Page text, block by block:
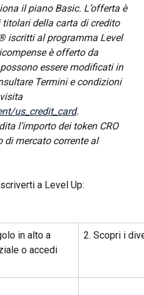
il piano Basic. L’offerta è
della carta di credito
iscritti al programma Level
è offerto da
essere modificati in
Termini e condizioni
us_credit_card.
l’importo dei token CRO
di mercato corrente al
a Level Up:
in alto a
o accedi
2. Scopri i